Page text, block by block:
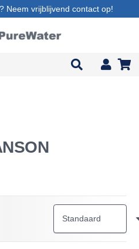
Neem vrijblijvend contact op!